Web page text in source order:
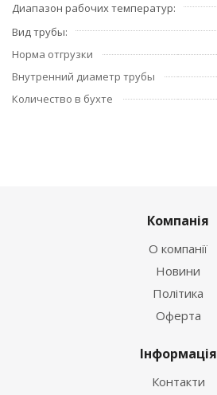
Диапазон рабочих температур
Вид трубы
Норма отгрузки
Внутренний диаметр трубы
Количество в бухте
Компанія
О компанії
Новини
Політика
Оферта
Інформація
Контакти